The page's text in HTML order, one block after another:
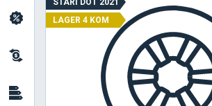
LAGER 4 KOM